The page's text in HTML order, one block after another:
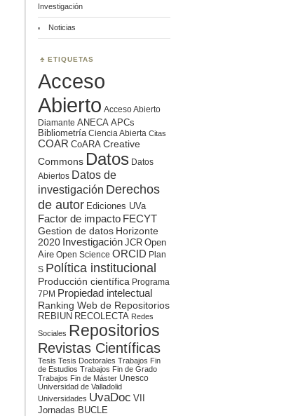
Investigación
Noticias
ETIQUETAS
Acceso
Abierto Acceso Abierto
Diamante ANECA APCs
Bibliometría Ciencia Abierta Citas
COAR CoARA Creative
Commons Datos Datos
Abiertos Datos de
investigación Derechos
de autor Ediciones UVa
Factor de impacto FECYT
Gestion de datos Horizonte
2020 Investigación JCR Open
Aire Open Science ORCID Plan
S Política institucional
Producción científica Programa
7PM Propiedad intelectual
Ranking Web de Repositorios
REBIUN RECOLECTA Redes
Sociales Repositorios
Revistas Científicas
Tesis Tesis Doctorales Trabajos Fin
de Estudios Trabajos Fin de Grado
Trabajos Fin de Máster Unesco
Universidad de Valladolid
Universidades UvaDoc VII
Jornadas BUCLE